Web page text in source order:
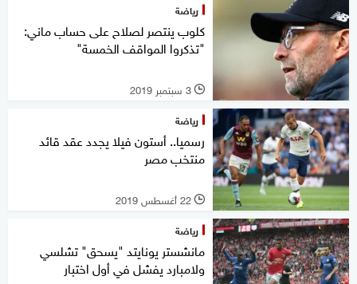
رياضة
كلوب ينتصر لصلاح على حساب ماني:
"تذكروا المواقف الخمسة"
l 3 سبتمبر 2019
رياضة
رسميا.. أستون فيلا يجدد عقد قائد
منتخب مصر
l 22 أغسطس 2019
رياضة
مانشستر يونايتد "يسحق" تشلسي
ولامبارد يفشل في أول اختبار